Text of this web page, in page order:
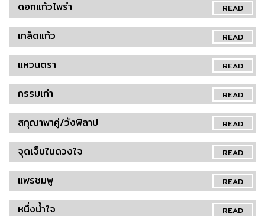
READ
ดอกแก้วไพรำ
READ
เกล็ดแก้ว
READ
แหวนตรา
READ
กรรมเก่า
READ
สกุณาพาคู่/วังพิลาป
READ
จุดเจ็บในดวงใจ
READ
แพรชมพู
READ
หนึ่งน้ำใจ